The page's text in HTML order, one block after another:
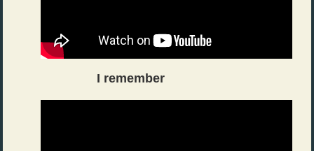
I remember